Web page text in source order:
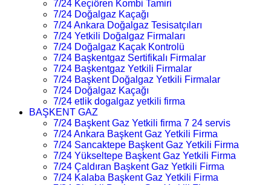
7/24 Keçiören Kombi Tamiri
7/24 Doğalgaz Kaçağı
7/24 Ankara Doğalgaz Tesisatçıları
7/24 Yetkili Doğalgaz Firmaları
7/24 Doğalgaz Kaçak Kontrolü
7/24 Başkentgaz Sertifikalı Firmalar
7/24 Başkentgaz Yetkili Firmalar
7/24 Başkent Doğalgaz Yetkili Firmalar
7/24 Doğalgaz Kaçağı
7/24 etlik dogalgaz yetkili firma
BAŞKENT GAZ
7/24 Başkent Gaz Yetkili firma 7 24 servis
7/24 Ankara Başkent Gaz Yetkili Firma
7/24 Sancaktepe Başkent Gaz Yetkili Firma
7/24 Yükseltepe Başkent Gaz Yetkili Firma
7/24 Çaldıran Başkent Gaz Yetkili Firma
7/24 Kalaba Başkent Gaz Yetkili Firma